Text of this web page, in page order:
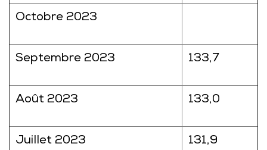
Octobre 2023
Septembre 2023 133,7
Août 2023 133,0
Juillet 2023 131,9